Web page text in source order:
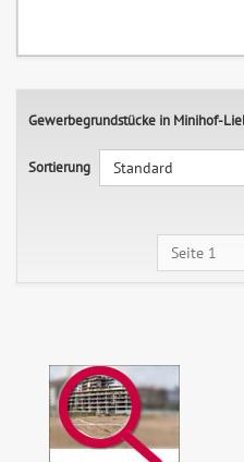
Gewerbegrundstücke in Minihof-
Sortierung
Standard
Seite 1